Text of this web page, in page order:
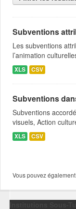
Subventions
Les subventions
l’animation
XLS CSV
Subventions
Subventions
visuels, Action
XLS CSV
Vous pouvez